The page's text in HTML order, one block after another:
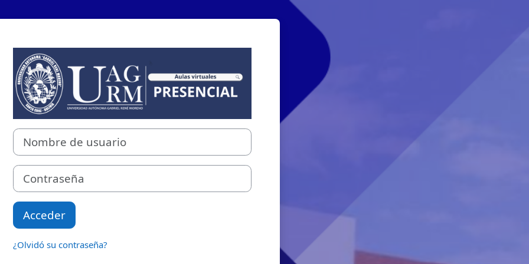
Entrar a UAGRM - Presencial
Nombre de usuario
Contraseña
Acceder
¿Olvidó su contraseña?